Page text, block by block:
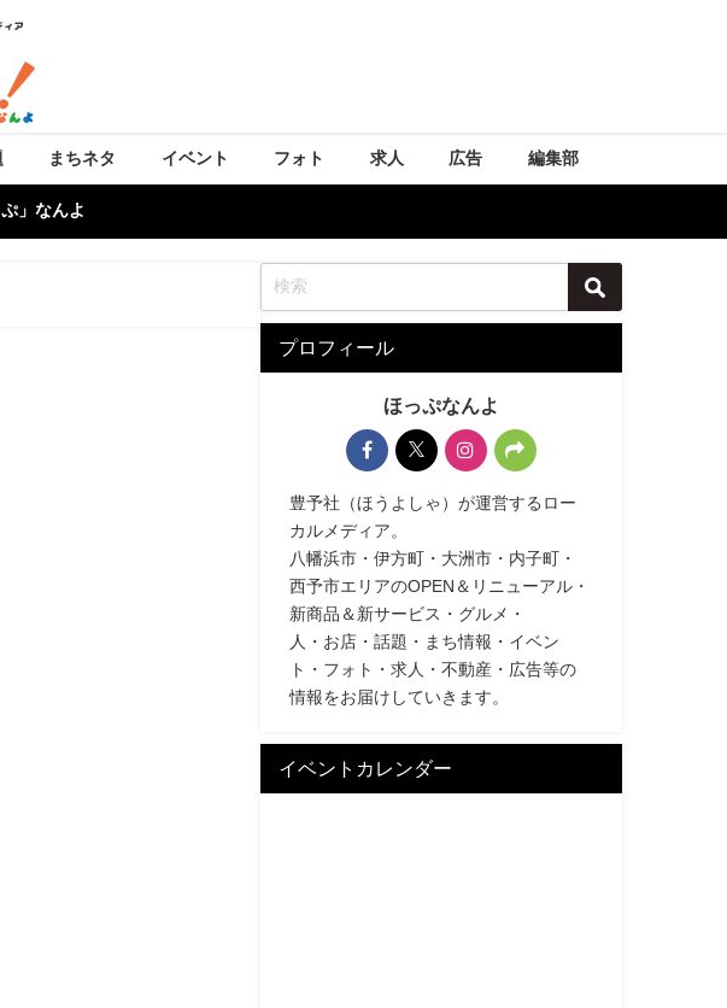
まちネタ イベント フォト 求人 広告 編集部
」なんよ
プロフィール
ほっぷなんよ
豊予社（ほうよしゃ）が運営するロー
カルメディア。
八幡浜市・伊方町・大洲市・内子町・
西予市エリアのOPEN＆リニューアル・
新商品＆新サービス・グルメ・
人・お店・話題・まち情報・イベン
ト・フォト・求人・不動産・広告等の
情報をお届けしていきます。
イベントカレンダー